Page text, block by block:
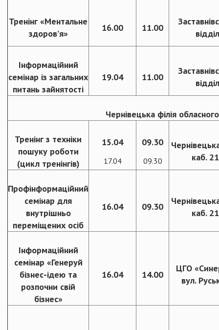
Тренінг «Ментальне
здоров’я»
16.00 11.00
відділ
Інформаційний
семінар із загальних
питань зайнятості
19.04 11.00
відділ
Чернівецька філія
Тренінг з техніки
пошуку роботи
(цикл тренінгів)
15.04
17.04
09.30
09.30
каб.
Профінформаційний
семінар для
внутрішньо
переміщених осіб
16.04 09.30
каб.
Інформаційний
семінар «Генеруй
бізнес-ідею та
розпочни свій
бізнес»
16.04 14.00
ЦГО
вул.